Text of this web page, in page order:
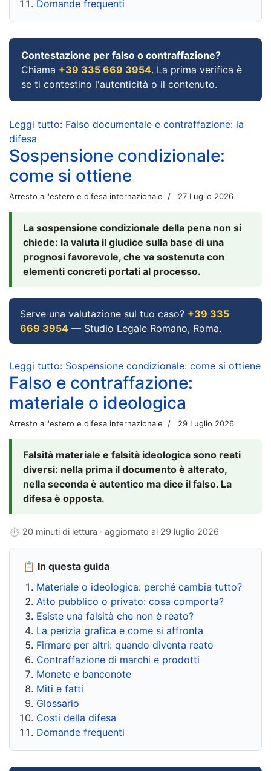
Domande frequenti
Contestazione per falso o contraffazione?
Chiama +39 335 669 3954. La prima verifica è
se ti contestino l'autenticità o il contenuto.
Leggi tutto: Falso documentale e contraffazione: la
difesa
Sospensione condizionale:
come si ottiene
Arresto all'estero e difesa internazionale 27 Luglio 2026
La sospensione condizionale della pena non si
chiede: la valuta il giudice sulla base di una
prognosi favorevole, che va sostenuta con
elementi concreti portati al processo.
Serve una valutazione sul tuo caso? +39 335
669 3954 — Studio Legale Romano, Roma.
Leggi tutto: Sospensione condizionale: come si ottiene
Falso e contraffazione:
materiale o ideologica
Arresto all'estero e difesa internazionale 29 Luglio 2026
Falsità materiale e falsità ideologica sono reati
diversi: nella prima il documento è alterato,
nella seconda è autentico ma dice il falso. La
difesa è opposta.
⏱ 20 minuti di lettura · aggiornato al 29 luglio 2026
📋 In questa guida
Materiale o ideologica: perché cambia tutto?
Atto pubblico o privato: cosa comporta?
Esiste una falsità che non è reato?
La perizia grafica e come si affronta
Firmare per altri: quando diventa reato
Contraffazione di marchi e prodotti
Monete e banconote
Miti e fatti
Glossario
Costi della difesa
Domande frequenti